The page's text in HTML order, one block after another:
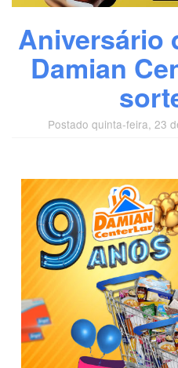
Aniversário
Damian
Postado quinta-feira, 23